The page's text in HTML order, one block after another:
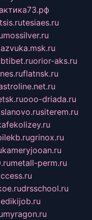
tesiaes.ru
mossilver.ru
orior-aks.ru
flatnsk.ru
ooo-driada.ru
siterem.ru
grinox.ru
kameryjooan.ru
metall-perm.ru
drsschool.ru
myragon.ru